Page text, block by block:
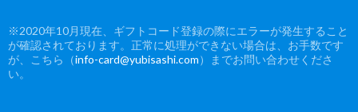
※2020年10月現在、ギフトコード登録の際にエラーが発生すること
が確認されております。正常に処理ができない場合は、お手数です
が、こちら（info-card@yubisashi.com）までお問い合わせくださ
い。